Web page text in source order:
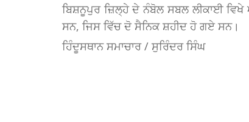
ਬਿਸ਼ਨੂਪੁਰ ਜ਼ਿਲ੍ਹੇ ਦੇ ਨੰਬੋਲ ਸਬਲ ਲੀਕਾਈ
ਸਨ, ਜਿਸ ਵਿੱਚ ਦੋ ਸੈਨਿਕ ਸ਼ਹੀਦ ਹੋ ਗਏ ਸਨ।
ਹਿੰਦੂਸਥਾਨ ਸਮਾਚਾਰ / ਸੁਰਿੰਦਰ ਸਿੰਘ